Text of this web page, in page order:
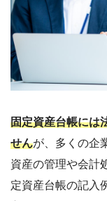
固定資産台帳には
せんが、多くの企
資産の管理や会計
定資産台帳の記入